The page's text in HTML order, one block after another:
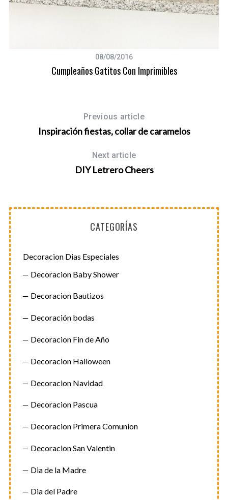
08/08/2016
Cumpleaños Gatitos Con Imprimibles
Previous article
Inspiración fiestas, collar de caramelos
Next article
DIY Letrero Cheers
CATEGORÍAS
Decoracion Dias Especiales
Decoracion Baby Shower
Decoracion Bautizos
Decoración bodas
Decoracion Fin de Año
Decoracion Halloween
Decoracion Navidad
Decoracion Pascua
Decoracion Primera Comunion
Decoracion San Valentin
Dia de la Madre
Dia del Padre